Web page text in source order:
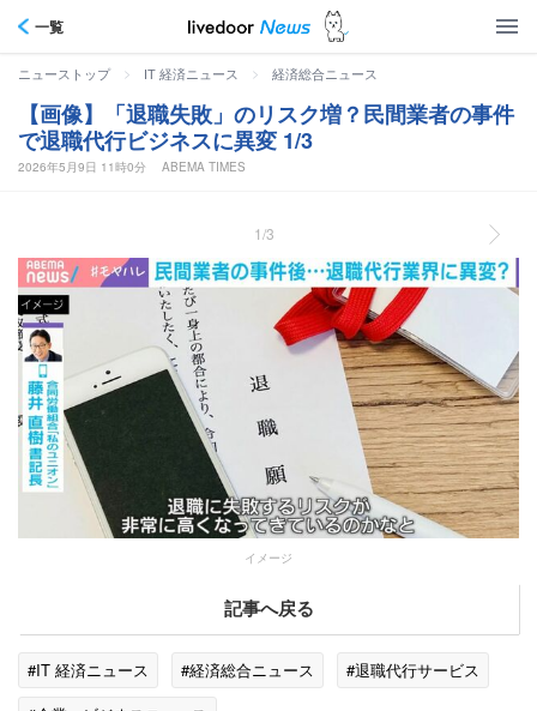
一覧
ニューストップ > IT 経済ニュース > 経済総合ニュース
【画像】「退職失敗」のリスク増？民間業者の事件
で退職代行ビジネスに異変 1/3
2026年5月9日 11時0分 ABEMA TIMES
1/3
イメージ
記事へ戻る
#IT 経済ニュース #経済総合ニュース
#退職代行サービス